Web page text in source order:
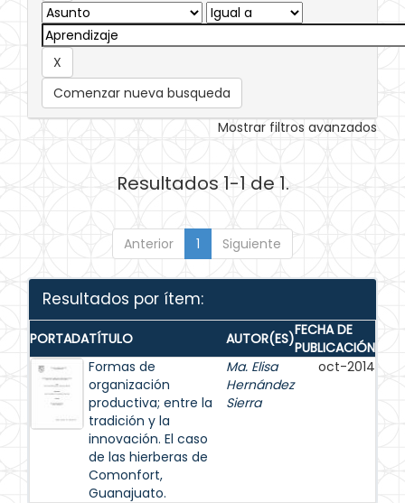
Comenzar nueva busqueda
Mostrar filtros avanzados
Resultados 1-1 de 1.
Anterior 1 Siguiente
Resultados por ítem:
PORTADATÍTULO AUTOR(ES)FECHA DE
PUBLICACIÓN
Formas de
organización
productiva; entre la
tradición y la
innovación. El caso
de las hierberas de
Comonfort,
Guanajuato.
Ma. Elisa
Hernández
Sierra
oct-2014